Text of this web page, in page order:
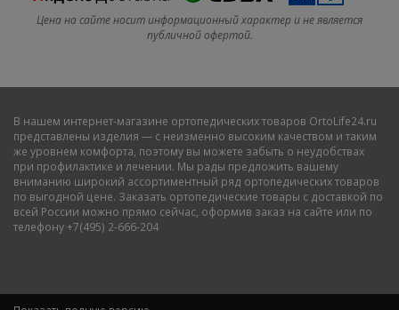
Цена на сайте носит информационный характер и не является
публичной офертой.
В нашем интернет-магазине ортопедических товаров OrtoLife24.ru
представлены изделия — с неизменно высоким качеством и таким
же уровнем комфорта, поэтому вы можете забыть о неудобствах
при профилактике и лечении. Мы рады предложить вашему
вниманию широкий ассортиментный ряд ортопедических товаров
по выгодной цене. Заказать ортопедические товары с доставкой по
всей России можно прямо сейчас, оформив заказ на сайте или по
телефону +7(495) 2-666-204